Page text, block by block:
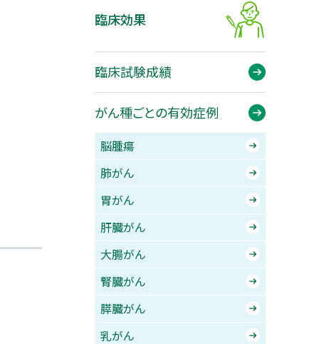
臨床効果
臨床試験成績
がん種ごとの有効症例
脳腫瘍
肺がん
胃がん
肝臓がん
大腸がん
腎臓がん
膵臓がん
乳がん